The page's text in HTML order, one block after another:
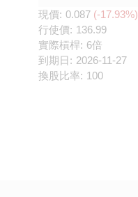
現價: 0.087 (-17.93%)
行使價: 136.99
實際槓桿: 6倍
到期日: 2026-11-27
換股比率: 100